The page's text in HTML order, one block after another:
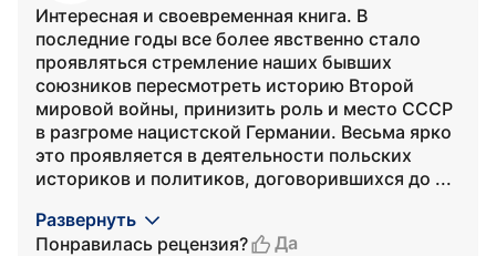
Интересная и своевременная книга. В
последние годы все более явственно стало
проявляться стремление наших бывших
союзников пересмотреть историю Второй
мировой войны, принизить роль и место СССР
в разгроме нацистской Германии. Весьма ярко
это проявляется в деятельности польских
историков и политиков, договорившихся до ...
Развернуть
Понравилась рецензия?
Да